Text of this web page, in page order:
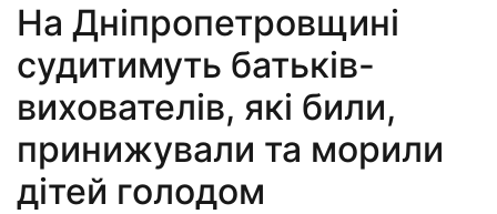
На Дніпропетровщині
судитимуть батьків-
вихователів, які били,
принижували та морили
дітей голодом